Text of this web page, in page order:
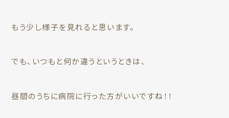
もう少し様子を見れると思います。
でも、いつもと何か違うというときは、
昼間のうちに病院に行った方がいいですね！！